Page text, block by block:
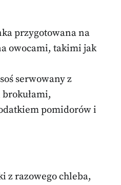
przygotowana na
owocami, takimi jak
serwowany z
pomidorów i
z razowego chleba,